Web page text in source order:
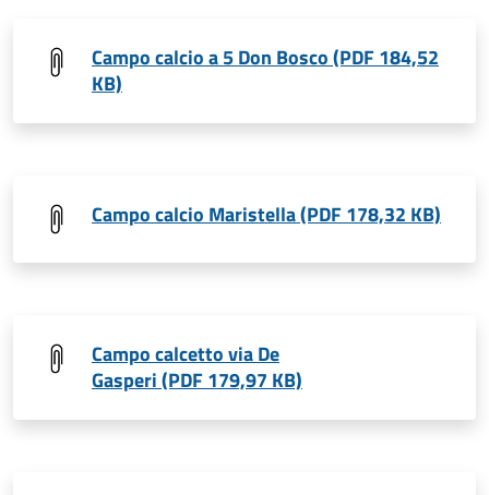
Campo calcio a 5 Don Bosco (PDF 184,52
KB)
Campo calcio Maristella (PDF 178,32 KB)
Campo calcetto via De
Gasperi (PDF 179,97 KB)